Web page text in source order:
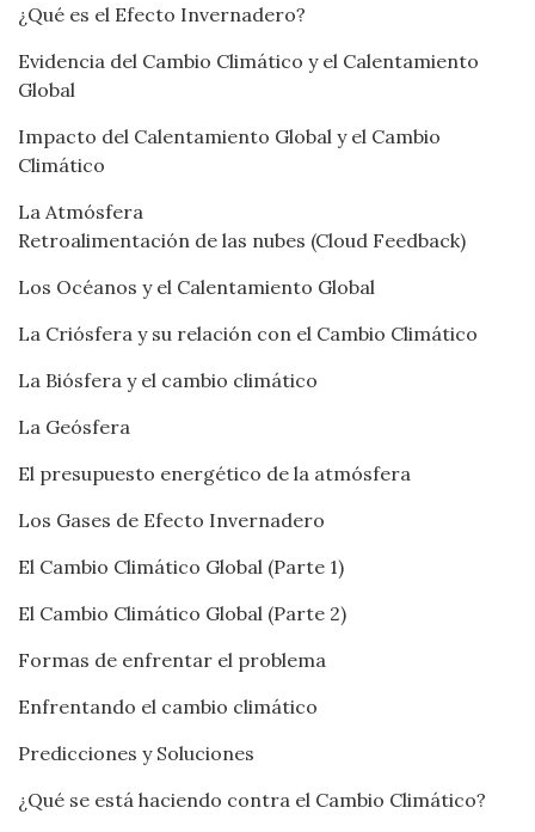
¿Qué es el Efecto Invernadero?
Evidencia del Cambio Climático y el Calentamiento
Global
Impacto del Calentamiento Global y el Cambio
Climático
La Atmósfera
Retroalimentación de las nubes (Cloud Feedback)
Los Océanos y el Calentamiento Global
La Criósfera y su relación con el Cambio Climático
La Biósfera y el cambio climático
La Geósfera
El presupuesto energético de la atmósfera
Los Gases de Efecto Invernadero
El Cambio Climático Global (Parte 1)
El Cambio Climático Global (Parte 2)
Formas de enfrentar el problema
Enfrentando el cambio climático
Predicciones y Soluciones
¿Qué se está haciendo contra el Cambio Climático?